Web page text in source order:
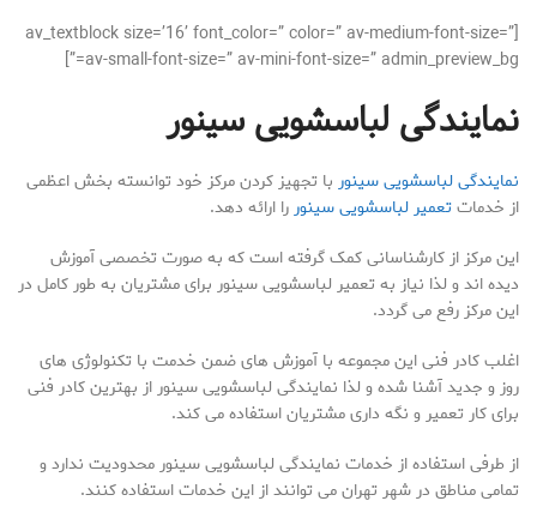
[av_textblock size=’16’ font_color=” color=” av-medium-font-size=”
av-small-font-size=” av-mini-font-size=” admin_preview_bg=”]
نمایندگی لباسشویی سینور
نمایندگی لباسشویی سینور با تجهیز کردن مرکز خود توانسته بخش اعظمی
از خدماتتعمیر لباسشویی سینوررا ارائه دهد.
این مرکز از کارشناسانی کمک گرفته است که به صورت تخصصی آموزش
دیده اند و لذا نیاز به تعمیر لباسشویی سینور برای مشتریان به طور کامل در
این مرکز رفع می گردد.
اغلب کادر فنی این مجموعه با آموزش های ضمن خدمت با تکنولوژی های
روز و جدید آشنا شده و لذا نمایندگی لباسشویی سینور از بهترین کادر فنی
برای کار تعمیر و نگه داری مشتریان استفاده می کند.
از طرفی استفاده از خدمات نمایندگی لباسشویی سینور محدودیت ندارد و
تمامی مناطق در شهر تهران می توانند از این خدمات استفاده کنند.